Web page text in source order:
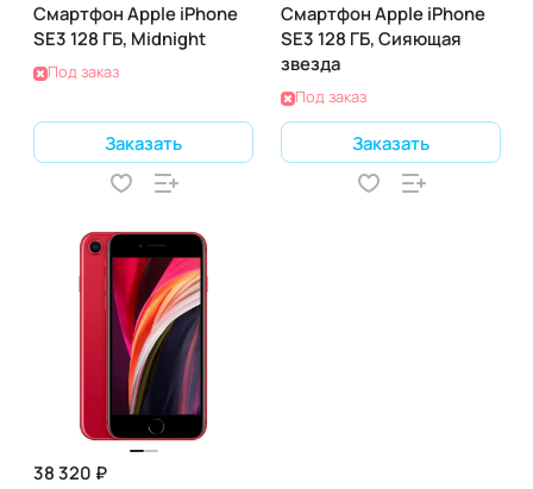
Смартфон Apple iPhone
SE3 128 ГБ, Midnight
Под заказ
Заказать
Смартфон Apple iPhone
SE3 128 ГБ, Сияющая
звезда
Под заказ
Заказать
38 320 ₽